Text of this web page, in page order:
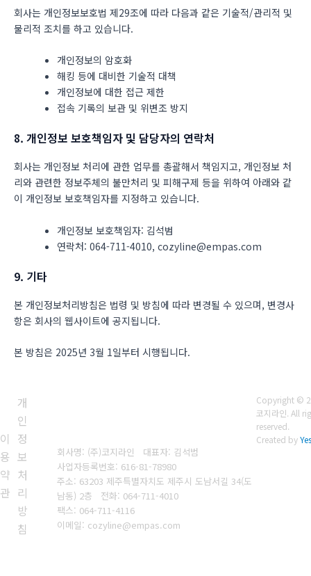
회사는 개인정보보호법 제29조에 따라 다음과 같은 기술적/관리적 및
물리적 조치를 하고 있습니다.
개인정보의 암호화
해킹 등에 대비한 기술적 대책
개인정보에 대한 접근 제한
접속 기록의 보관 및 위변조 방지
8. 개인정보 보호책임자 및 담당자의 연락처
회사는 개인정보 처리에 관한 업무를 총괄해서 책임지고, 개인정보 처
리와 관련한 정보주체의 불만처리 및 피해구제 등을 위하여 아래와 같
이 개인정보 보호책임자를 지정하고 있습니다.
개인정보 보호책임자: 김석범
연락처: 064-711-4010, cozyline@empas.com
9. 기타
본 개인정보처리방침은 법령 및 방침에 따라 변경될 수 있으며, 변경사
항은 회사의 웹사이트에 공지됩니다.
본 방침은 2025년 3월 1일부터 시행됩니다.
이
용
약
관
개
인
정
보
처
리
방
침
회사명: (주)코지라인 대표자: 김석범
사업자등록번호: 616-81-78980
주소: 63203 제주특별자치도 제주시 도남서길 34(도
남동) 2층 전화: 064-711-4010
팩스: 064-711-4116
이메일: cozyline@empas.com
Copyright ©
코지라인. All
reserved.
Created by